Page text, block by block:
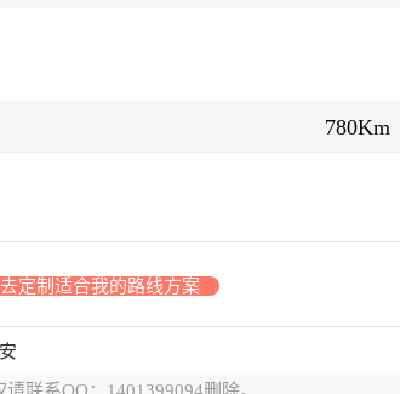
780Km
去定制适合我的路线方案